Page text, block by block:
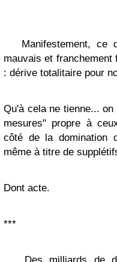
Manifestement, ce
mauvais et
: dérive totalitaire pour
Qu'à cela ne tienne...
mesures" propre à
côté de la domination
même à titre de
Dont acte.
***